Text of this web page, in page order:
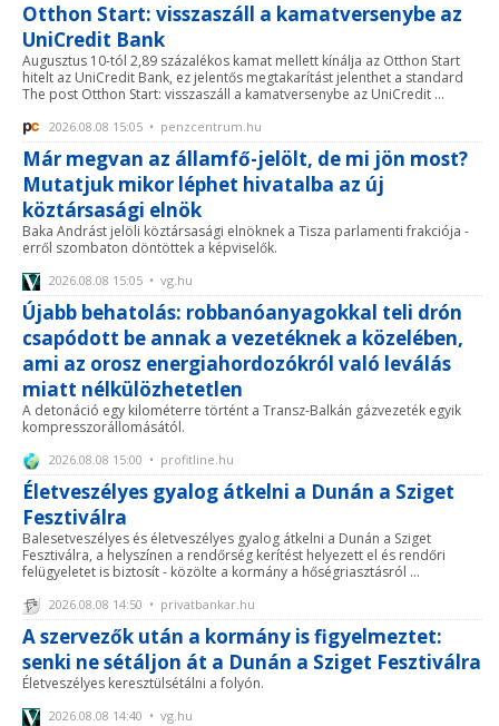
Otthon Start: visszaszáll a kamatversenybe az
UniCredit Bank
Augusztus 10-tól 2,89 százalékos kamat mellett kínálja az Otthon Start
hitelt az UniCredit Bank, ez jelentős megtakarítást jelenthet a standard
The post Otthon Start: visszaszáll a kamatversenybe az UniCredit ...
2026.08.08 15:05 • penzcentrum.hu
Már megvan az államfő-jelölt, de mi jön most?
Mutatjuk mikor léphet hivatalba az új
köztársasági elnök
Baka Andrást jelöli köztársasági elnöknek a Tisza parlamenti frakciója -
erről szombaton döntöttek a képviselők.
2026.08.08 15:05 • vg.hu
Újabb behatolás: robbanóanyagokkal teli drón
csapódott be annak a vezetéknek a közelében,
ami az orosz energiahordozókról való leválás
miatt nélkülözhetetlen
A detonáció egy kilométerre történt a Transz-Balkán gázvezeték egyik
kompresszorállomásától.
2026.08.08 15:00 • profitline.hu
Életveszélyes gyalog átkelni a Dunán a Sziget
Fesztiválra
Balesetveszélyes és életveszélyes gyalog átkelni a Dunán a Sziget
Fesztiválra, a helyszínen a rendőrség kerítést helyezett el és rendőri
felügyeletet is biztosít - közölte a kormány a hőségriasztásról ...
2026.08.08 14:50 • privatbankar.hu
A szervezők után a kormány is figyelmeztet:
senki ne sétáljon át a Dunán a Sziget Fesztiválra
Életveszélyes keresztülsétálni a folyón.
2026.08.08 14:40 • vg.hu